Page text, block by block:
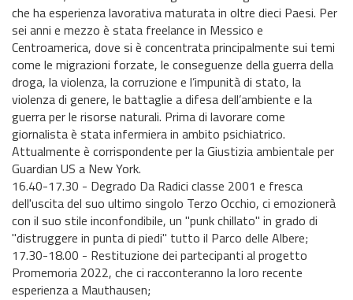
che ha esperienza lavorativa maturata in oltre dieci Paesi. Per
sei anni e mezzo è stata freelance in Messico e
Centroamerica, dove si è concentrata principalmente sui temi
come le migrazioni forzate, le conseguenze della guerra della
droga, la violenza, la corruzione e l’impunità di stato, la
violenza di genere, le battaglie a difesa dell’ambiente e la
guerra per le risorse naturali. Prima di lavorare come
giornalista è stata infermiera in ambito psichiatrico.
Attualmente è corrispondente per la Giustizia ambientale per
Guardian US a New York.
16.40-17.30 - Degrado Da Radici classe 2001 e fresca
dell'uscita del suo ultimo singolo Terzo Occhio, ci emozionerà
con il suo stile inconfondibile, un "punk chillato" in grado di
"distruggere in punta di piedi" tutto il Parco delle Albere;
17.30-18.00 - Restituzione dei partecipanti al progetto
Promemoria 2022, che ci racconteranno la loro recente
esperienza a Mauthausen;